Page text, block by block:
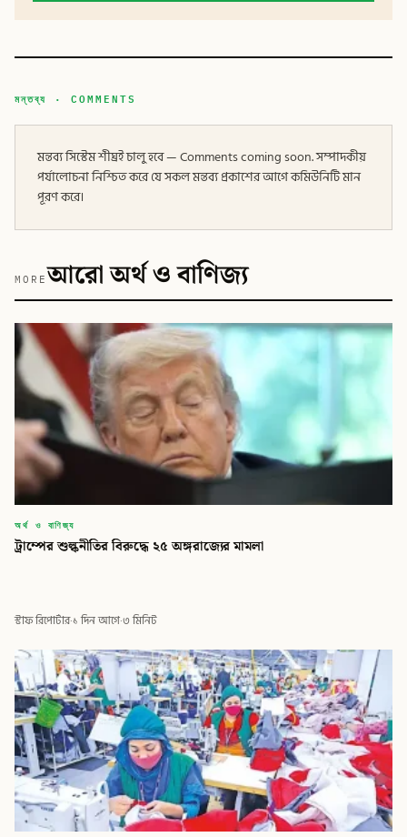
মন্তব্য · COMMENTS
মন্তব্য সিস্টেম শীঘ্রই চালু হবে — Comments coming soon. সম্পাদকীয়
পর্যালোচনা নিশ্চিত করে যে সকল মন্তব্য প্রকাশের আগে কমিউনিটি মান
পূরণ করে।
MOREআরো অর্থ ও বাণিজ্য
অর্থ ও বাণিজ্য
ট্রাম্পের শুল্কনীতির বিরুদ্ধে ২৫ অঙ্গরাজ্যের মামলা
স্টাফ রিপোর্টার·১ দিন আগে·৩ মিনিট